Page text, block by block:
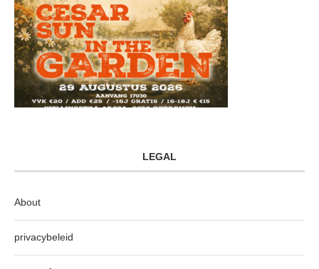
LEGAL
About
privacybeleid